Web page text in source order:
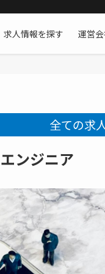
求人情報を探す 運営
全ての求
ンジニア